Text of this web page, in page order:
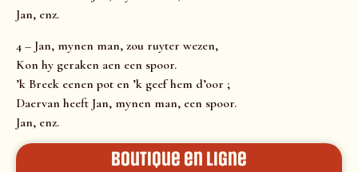
Jan, enz.
4 – Jan, mynen man, zou ruyter wezen,
Kon hy geraken aen een spoor.
’k Breek eenen pot en ’k geef hem d’oor ;
Daervan heeft Jan, mynen man, een spoor.
Jan, enz.
Boutique en ligne